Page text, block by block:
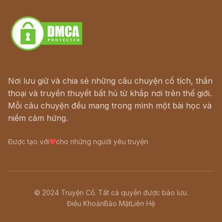
Nơi lưu giữ và chia sẻ những câu chuyện cổ tích, thần
thoại và truyền thuyết bất hủ từ khắp nơi trên thế giới.
Mỗi câu chuyện đều mang trong mình một bài học và
niềm cảm hứng.
Được tạo với cho những người yêu truyện
© 2024 Truyện Cổ. Tất cả quyền được bảo lưu.
Điều KhoảnBảo MậtLiên Hệ